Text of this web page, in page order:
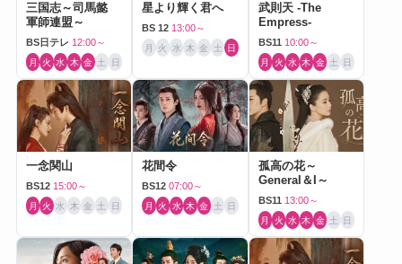
三国志～司馬懿
軍師連盟～
BS日テレ 12:00～
月 火 水 木 金 土 日
星より輝く君へ
BS 12 13:00～
月 火 水 木 金 土 日
武則天 -The
Empress-
BS11 10:00～
月 火 水 木 金 土 日
一念関山
BS12 15:00～
月 火 水 木 金 土 日
花間令
BS12 07:00～
月 火 水 木 金 土 日
孤高の花～
General＆I～
BS11 13:00～
月 火 水 木 金 土 日